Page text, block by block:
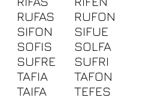
RUFAS
RUFON
SIFON
SIFUE
SOFIS
SOLFA
SUFRE
SUFRI
TAFIA
TAFON
TAIFA
TEFES